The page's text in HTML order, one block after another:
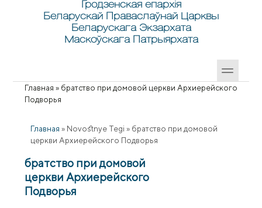
Гродзенская епархія
Беларускай Праваслаўнай Царквы
Беларускага Экзархата
Маскоўскага Патрыярхата
Вы здесь
Главная » братство при домовой церкви Архиерейского
Подворья
Главная » Novostnye Tegi » братство при домовой
церкви Архиерейского Подворья
братство при домовой
церкви Архиерейского
Подворья